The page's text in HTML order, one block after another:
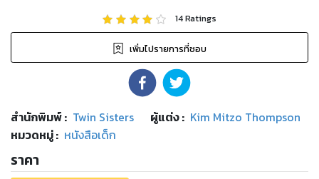
14Ratings
เพิ่มไปรายการที่ชอบ
สำนักพิมพ์: Twin Sisters ผู้แต่ง : Kim Mitzo Thompson
หมวดหมู่: หนังสือเด็ก
ราคา